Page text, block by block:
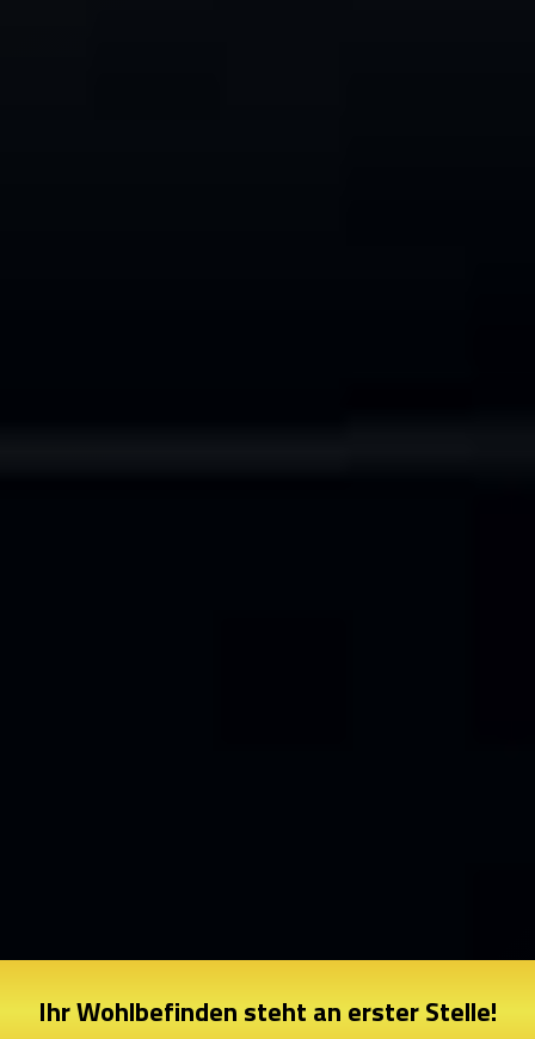
Ihr Wohlbefinden steht an erster Stelle!